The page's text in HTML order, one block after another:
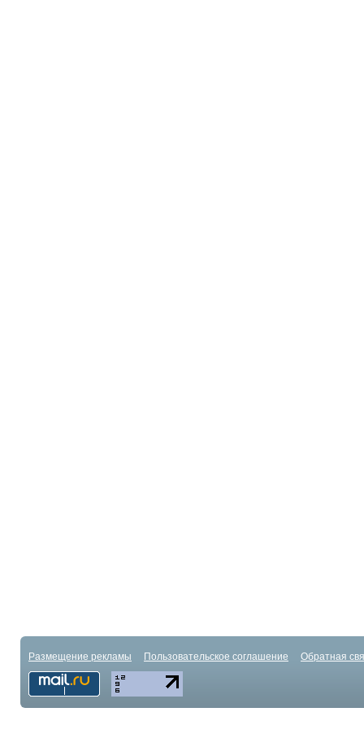
Размещение рекламы Пользовательское соглашение Обратная